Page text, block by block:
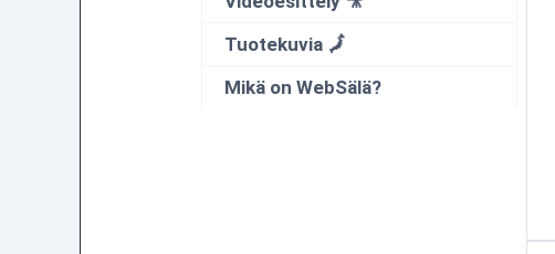
Tuotekuvia 🗾
Mikä on WebSälä?